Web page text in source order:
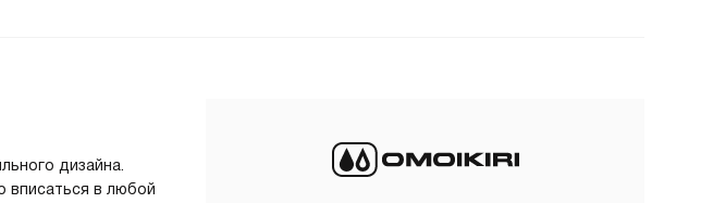
дизайна.
вписаться в любой